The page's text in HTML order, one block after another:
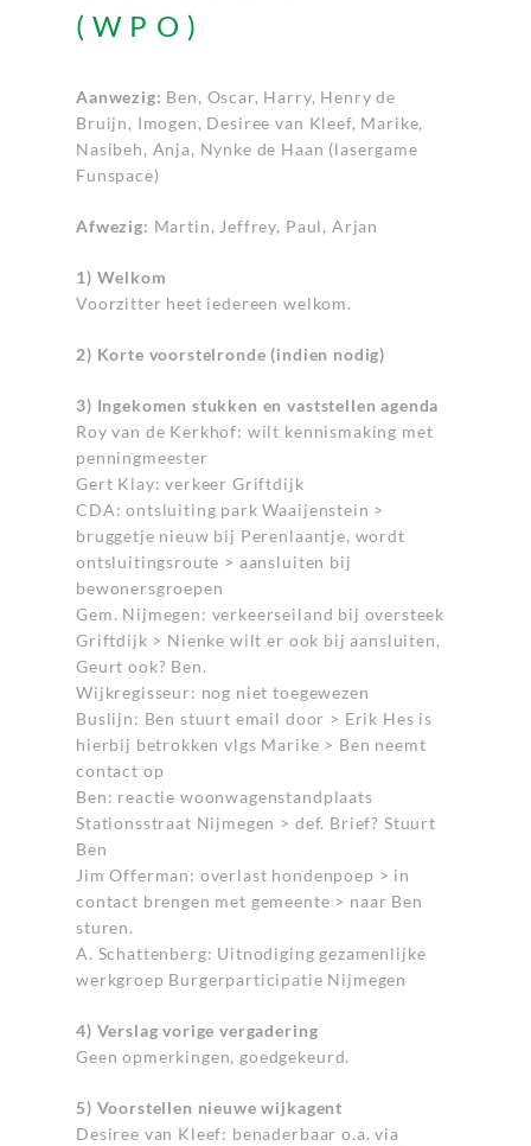
(WPO)
Aanwezig: Ben, Oscar, Harry, Henry de
Bruijn, Imogen, Desiree van Kleef, Marike,
Nasibeh, Anja, Nynke de Haan (lasergame
Funspace)
Afwezig: Martin, Jeffrey, Paul, Arjan
1) Welkom
Voorzitter heet iedereen welkom.
2) Korte voorstelronde (indien nodig)
3) Ingekomen stukken en vaststellen agenda
Roy van de Kerkhof: wilt kennismaking met
penningmeester
Gert Klay: verkeer Griftdijk
CDA: ontsluiting park Waaijenstein >
bruggetje nieuw bij Perenlaantje, wordt
ontsluitingsroute > aansluiten bij
bewonersgroepen
Gem. Nijmegen: verkeerseiland bij oversteek
Griftdijk > Nienke wilt er ook bij aansluiten,
Geurt ook? Ben.
Wijkregisseur: nog niet toegewezen
Buslijn: Ben stuurt email door > Erik Hes is
hierbij betrokken vlgs Marike > Ben neemt
contact op
Ben: reactie woonwagenstandplaats
Stationsstraat Nijmegen > def. Brief? Stuurt
Ben
Jim Offerman: overlast hondenpoep > in
contact brengen met gemeente > naar Ben
sturen.
A. Schattenberg: Uitnodiging gezamenlijke
werkgroep Burgerparticipatie Nijmegen
4) Verslag vorige vergadering
Geen opmerkingen, goedgekeurd.
5) Voorstellen nieuwe wijkagent
Desiree van Kleef: benaderbaar o.a. via